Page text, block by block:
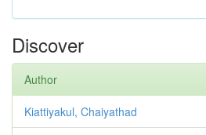
Discover
Author
Kiattiyakul, Chaiyathad